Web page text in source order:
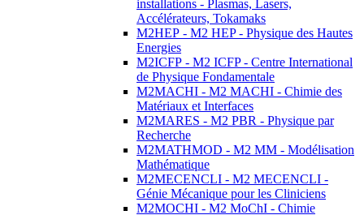
installations - Plasmas, Lasers,
Accélérateurs, Tokamaks
M2HEP - M2 HEP - Physique des Hautes
Energies
M2ICFP - M2 ICFP - Centre International
de Physique Fondamentale
M2MACHI - M2 MACHI - Chimie des
Matériaux et Interfaces
M2MARES - M2 PBR - Physique par
Recherche
M2MATHMOD - M2 MM - Modélisation
Mathématique
M2MECENCLI - M2 MECENCLI -
Génie Mécanique pour les Cliniciens
M2MOCHI - M2 MoChI - Chimie